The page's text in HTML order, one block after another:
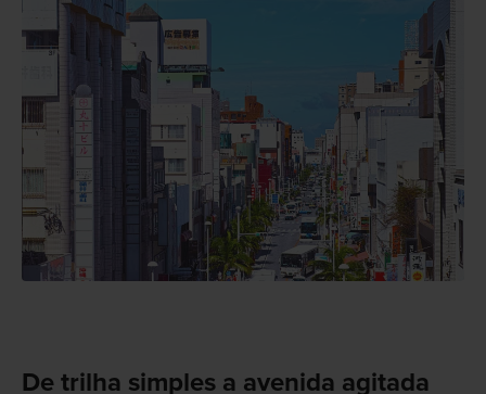
De trilha simples a avenida agitada